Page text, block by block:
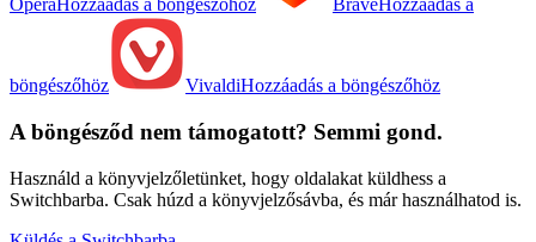
OperaHozzáadás a böngészőhöz BraveHozzáadás a
böngészőhöz VivaldiHozzáadás a böngészőhöz
A böngésződ nem támogatott? Semmi gond.
Használd a könyvjelzőletünket, hogy oldalakat küldhess a
Switchbarba. Csak húzd a könyvjelzősávba, és már használhatod is.